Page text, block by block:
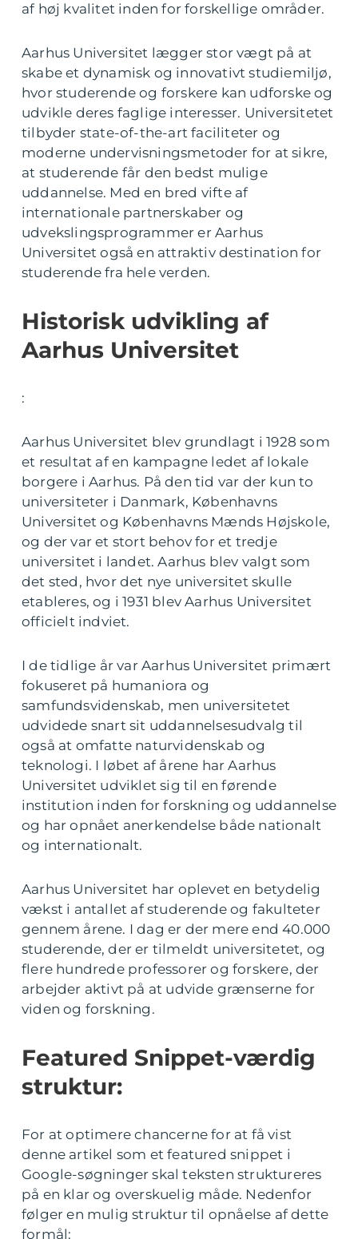
af høj kvalitet inden for forskellige områder.
Aarhus Universitet lægger stor vægt på at
skabe et dynamisk og innovativt studiemiljø,
hvor studerende og forskere kan udforske og
udvikle deres faglige interesser. Universitetet
tilbyder state-of-the-art faciliteter og
moderne undervisningsmetoder for at sikre,
at studerende får den bedst mulige
uddannelse. Med en bred vifte af
internationale partnerskaber og
udvekslingsprogrammer er Aarhus
Universitet også en attraktiv destination for
studerende fra hele verden.
Historisk udvikling af
Aarhus Universitet
:
Aarhus Universitet blev grundlagt i 1928 som
et resultat af en kampagne ledet af lokale
borgere i Aarhus. På den tid var der kun to
universiteter i Danmark, Københavns
Universitet og Københavns Mænds Højskole,
og der var et stort behov for et tredje
universitet i landet. Aarhus blev valgt som
det sted, hvor det nye universitet skulle
etableres, og i 1931 blev Aarhus Universitet
officielt indviet.
I de tidlige år var Aarhus Universitet primært
fokuseret på humaniora og
samfundsvidenskab, men universitetet
udvidede snart sit uddannelsesudvalg til
også at omfatte naturvidenskab og
teknologi. I løbet af årene har Aarhus
Universitet udviklet sig til en førende
institution inden for forskning og uddannelse
og har opnået anerkendelse både nationalt
og internationalt.
Aarhus Universitet har oplevet en betydelig
vækst i antallet af studerende og fakulteter
gennem årene. I dag er der mere end 40.000
studerende, der er tilmeldt universitetet, og
flere hundrede professorer og forskere, der
arbejder aktivt på at udvide grænserne for
viden og forskning.
Featured Snippet-værdig
struktur:
For at optimere chancerne for at få vist
denne artikel som et featured snippet i
Google-søgninger skal teksten struktureres
på en klar og overskuelig måde. Nedenfor
følger en mulig struktur til opnåelse af dette
formål: